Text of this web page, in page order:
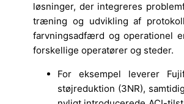
løsninger, der integreres
træning og udvikling af
farvningsadfærd og operationel
forskellige operatører og steder.
For eksempel leverer
støjreduktion (3NR),